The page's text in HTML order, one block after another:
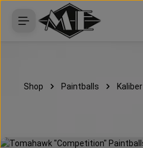
Zum Hauptinhalt springen
Shop Paintballs
Bildergalerie überspringen